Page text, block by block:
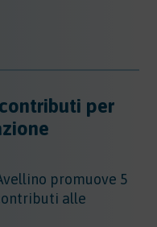
per
promuove 5
alle